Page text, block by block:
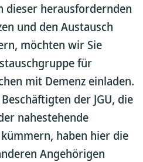
dieser herausfordernden
und den Austausch
möchten wir Sie
für
mit Demenz einladen.
der JGU, die
nahestehende
haben hier die
Angehörigen